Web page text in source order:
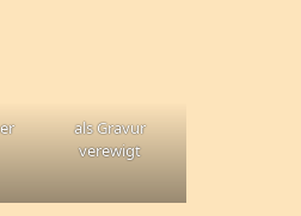
als Gravur
verewigt